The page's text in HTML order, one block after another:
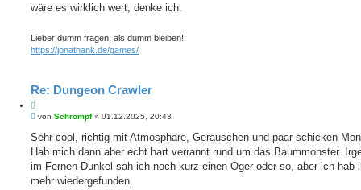
wäre es wirklich wert, denke ich.
Lieber dumm fragen, als dumm bleiben!
https://jonathank.de/games/
Re: Dungeon Crawler
i
e
e
n
B
i
r
a
von Schrompf» 01.12.2025, 20:43
Sehr cool, richtig mit Atmosphäre, Geräuschen und paar schicken
Hab mich dann aber echt hart verrannt rund um das Baummonster.
im Fernen Dunkel sah ich noch kurz einen Oger oder so, aber ich hab
mehr wiedergefunden.